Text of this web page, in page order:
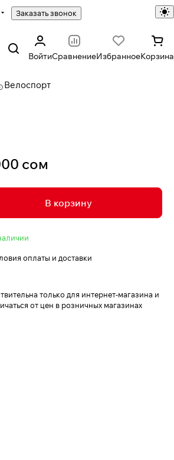
Заказать звонок
ВойтиСравнениеИзбранноеКорзина
Велоспорт
сом
В корзину
оплаты и доставки
только для интернет-магазина и
от цен в розничных магазинах